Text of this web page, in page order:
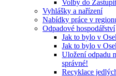
Volby do
Vyhlášky a nařízení
Nabídky práce v
Odpadové hospodářství
Jak to bylo v
Jak to bylo v
Uložení odpadu
správné!
Recyklace